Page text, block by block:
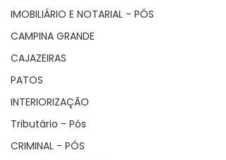
IMOBILIÁRIO E NOTARIAL - PÓS
CAMPINA GRANDE
CAJAZEIRAS
PATOS
INTERIORIZAÇÃO
Tributário - Pós
CRIMINAL - PÓS